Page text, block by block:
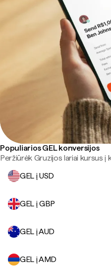
Populiarios GEL konversijos
Peržiūrėk Gruzijos lariai kursus į
GEL į USD
GEL į GBP
GEL į AUD
GEL į AMD